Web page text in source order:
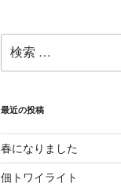
索:
最近の投稿
春になりました
佃トワイライト